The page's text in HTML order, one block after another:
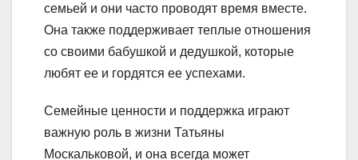
семьей и они часто проводят время вместе.
Она также поддерживает теплые отношения
со своими бабушкой и дедушкой, которые
любят ее и гордятся ее успехами.
Семейные ценности и поддержка играют
важную роль в жизни Татьяны
Москальковой, и она всегда может